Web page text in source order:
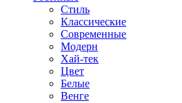
Стиль
Классические
Современные
Модерн
Хай-тек
Цвет
Белые
Венге